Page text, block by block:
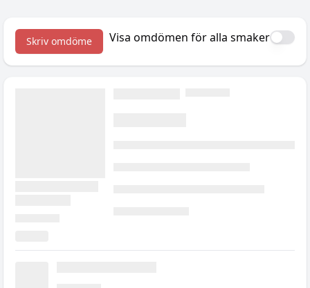
tillskotten som stöttar
bygget.
kroppen en signal att
Skriv omdöme Visa omdömen för alla smaker